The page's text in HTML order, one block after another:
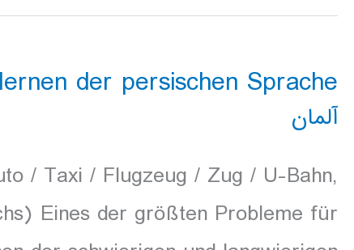
der persischen Sprache
آلمان
/ Taxi / Flugzeug / Zug / U-Bahn,
Eines der größten Probleme für